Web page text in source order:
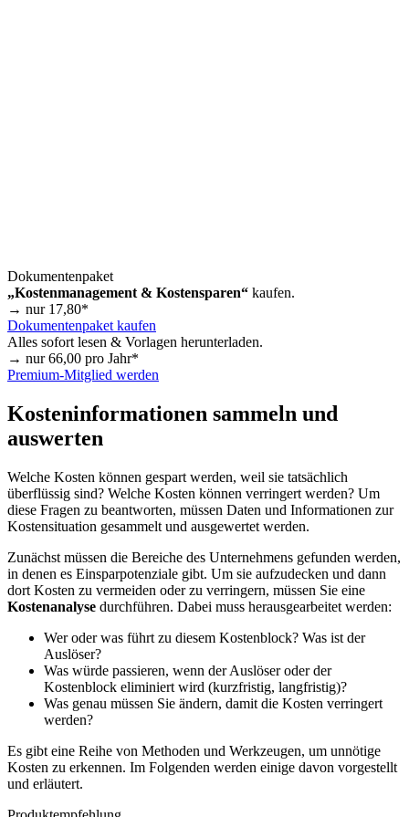
Dokumentenpaket
„Kostenmanagement & Kostensparen“ kaufen.
→ nur 17,80*
Dokumentenpaket kaufen
Alles sofort lesen & Vorlagen herunterladen.
→ nur66,00 pro Jahr*
Premium-Mitglied werden
Kosteninformationen sammeln und
auswerten
Welche Kosten können gespart werden, weil sie tatsächlich
überflüssig sind? Welche Kosten können verringert werden? Um
diese Fragen zu beantworten, müssen Daten und Informationen zur
Kostensituation gesammelt und ausgewertet werden.
Zunächst müssen die Bereiche des Unternehmens gefunden werden,
in denen es Einsparpotenziale gibt. Um sie aufzudecken und dann
dort Kosten zu vermeiden oder zu verringern, müssen Sie eine
Kostenanalyse durchführen. Dabei muss herausgearbeitet werden:
Wer oder was führt zu diesem Kostenblock? Was ist der
Auslöser?
Was würde passieren, wenn der Auslöser oder der
Kostenblock eliminiert wird (kurzfristig, langfristig)?
Was genau müssen Sie ändern, damit die Kosten verringert
werden?
Es gibt eine Reihe von Methoden und Werkzeugen, um unnötige
Kosten zu erkennen. Im Folgenden werden einige davon vorgestellt
und erläutert.